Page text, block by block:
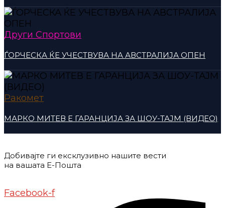
Други Спортови
ЃОРЧЕСКА ЌЕ УЧЕСТВУВА НА АВСТРАЛИЈА ОПЕН
Ракомет
МАРКО МИТЕВ Е ГАРАНЦИЈА ЗА ШОУ-ТАЈМ (ВИДЕО)
Добивајте ги ексклузивно нашите вести
на вашата Е-Пошта
Facebook-f